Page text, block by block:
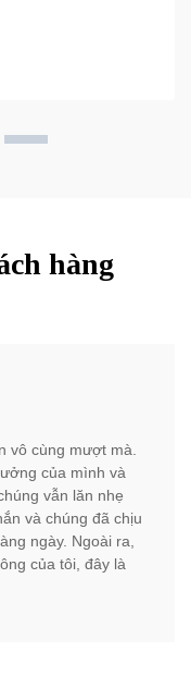
hàng
vô cùng mượt mà.
của mình và
vẫn lăn nhẹ
và chúng đã chịu
ngày. Ngoài ra,
của tôi, đây là